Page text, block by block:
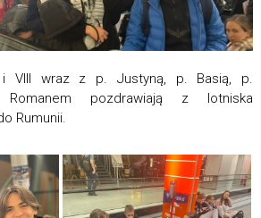
i VIII wraz z p. Justyną, p. Basią, p.
pozdrawiają z lotniska
Rumunii.